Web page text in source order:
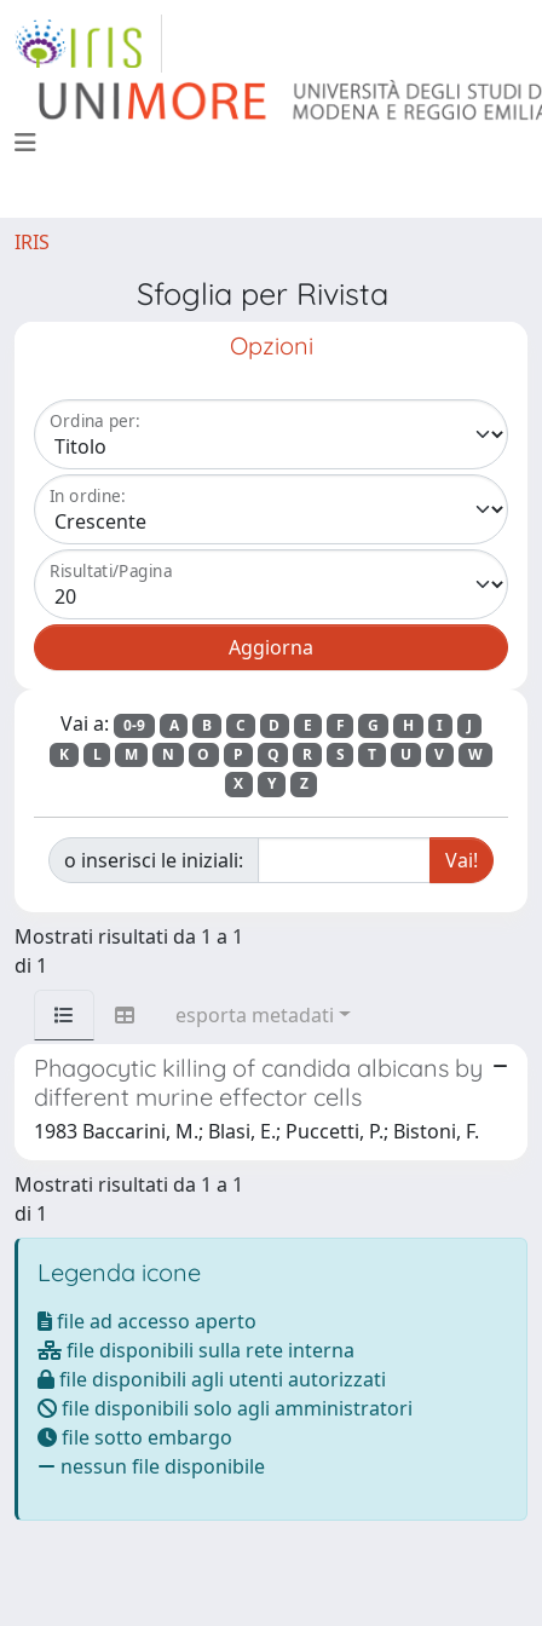
IRIS
Sfoglia per Rivista
Opzioni
Ordina per:
In ordine:
Risultati/Pagina
Vai a: 0-9 A B C D E F G H I
J
K
L M N O P Q R S T U V
W
X
Y Z
o inserisci le iniziali:
Mostrati risultati da 1 a 1
di 1
esporta metadati
Phagocytic killing of candida albicans by
different murine effector cells
1983 Baccarini, M.; Blasi, E.; Puccetti, P.; Bistoni, F.
Mostrati risultati da 1 a 1
di 1
Legenda icone
file ad accesso aperto
file disponibili sulla rete interna
file disponibili agli utenti autorizzati
file disponibili solo agli amministratori
file sotto embargo
nessun file disponibile